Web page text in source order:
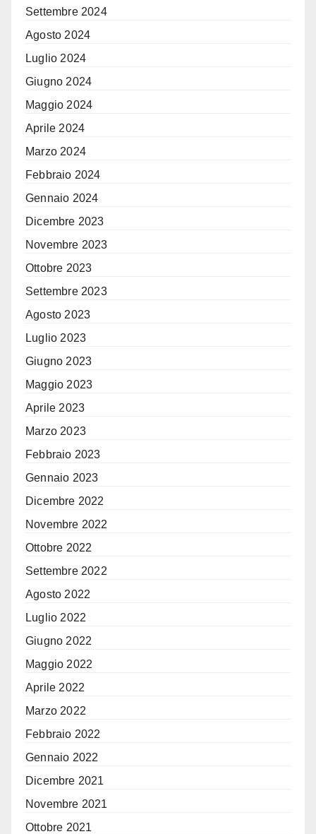
Settembre 2024
Agosto 2024
Luglio 2024
Giugno 2024
Maggio 2024
Aprile 2024
Marzo 2024
Febbraio 2024
Gennaio 2024
Dicembre 2023
Novembre 2023
Ottobre 2023
Settembre 2023
Agosto 2023
Luglio 2023
Giugno 2023
Maggio 2023
Aprile 2023
Marzo 2023
Febbraio 2023
Gennaio 2023
Dicembre 2022
Novembre 2022
Ottobre 2022
Settembre 2022
Agosto 2022
Luglio 2022
Giugno 2022
Maggio 2022
Aprile 2022
Marzo 2022
Febbraio 2022
Gennaio 2022
Dicembre 2021
Novembre 2021
Ottobre 2021